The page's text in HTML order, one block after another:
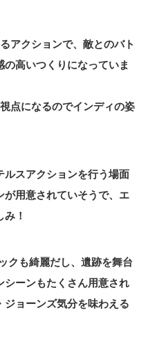
アクションで、敵とのバト
高いつくりになっていま
点になるのでインディの姿
ルスアクションを行う場面
が用意されていそうで、エ
！
クも綺麗だし、遺跡を舞台
シーンもたくさん用意され
ョーンズ気分を味わえる